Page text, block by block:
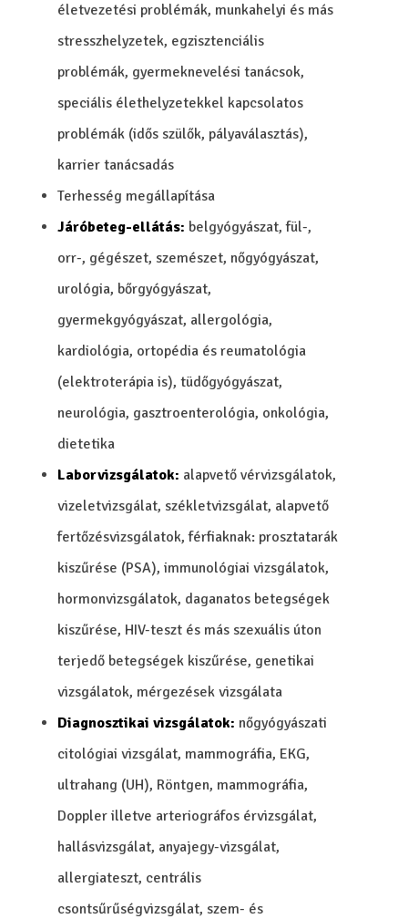
életvezetési problémák, munkahelyi és más
stresszhelyzetek, egzisztenciális
problémák, gyermeknevelési tanácsok,
speciális élethelyzetekkel kapcsolatos
problémák (idős szülők, pályaválasztás),
karrier tanácsadás
Terhesség megállapítása
Járóbeteg-ellátás: belgyógyászat, fül-,
orr-, gégészet, szemészet, nőgyógyászat,
urológia, bőrgyógyászat,
gyermekgyógyászat, allergológia,
kardiológia, ortopédia és reumatológia
(elektroterápia is), tüdőgyógyászat,
neurológia, gasztroenterológia, onkológia,
dietetika
Laborvizsgálatok: alapvető vérvizsgálatok,
vizeletvizsgálat, székletvizsgálat, alapvető
fertőzésvizsgálatok, férfiaknak: prosztatarák
kiszűrése (PSA), immunológiai vizsgálatok,
hormonvizsgálatok, daganatos betegségek
kiszűrése, HIV-teszt és más szexuális úton
terjedő betegségek kiszűrése, genetikai
vizsgálatok, mérgezések vizsgálata
Diagnosztikai vizsgálatok: nőgyógyászati
citológiai vizsgálat, mammográfia, EKG,
ultrahang (UH), Röntgen, mammográfia,
Doppler illetve arteriográfos érvizsgálat,
hallásvizsgálat, anyajegy-vizsgálat,
allergiateszt, centrális
csontsűrűségvizsgálat, szem- és